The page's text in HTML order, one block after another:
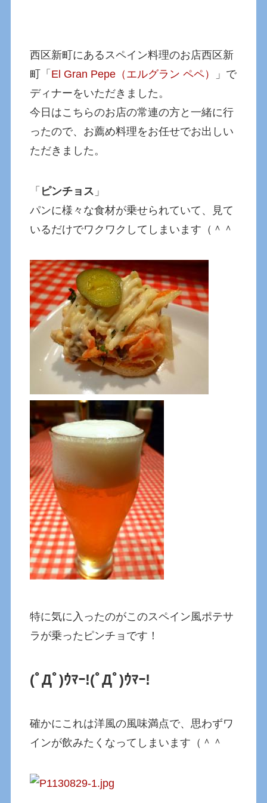
西区新町にあるスペイン料理のお店西区新
町「 El Gran Pepe（エルグラン ペペ）
」で
ディナーをいただきました。
今日はこちらのお店の常連の方と一緒に行
ったので、お薦め料理をお任せでお出しい
ただきました。
「 ピンチョス 」
パンに様々な食材が乗せられていて、見て
いるだけでワクワクしてしまいます（＾＾
特に気に入ったのがこのスペイン風ポテサ
ラが乗ったピンチョです！
(ﾟДﾟ)ｳﾏｰ!(ﾟДﾟ)ｳﾏｰ!
確かにこれは洋風の風味満点で、思わずワ
インが飲みたくなってしまいます（＾＾